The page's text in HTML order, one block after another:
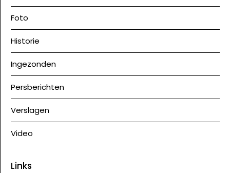
Foto
Historie
Ingezonden
Persberichten
Verslagen
Video
Links